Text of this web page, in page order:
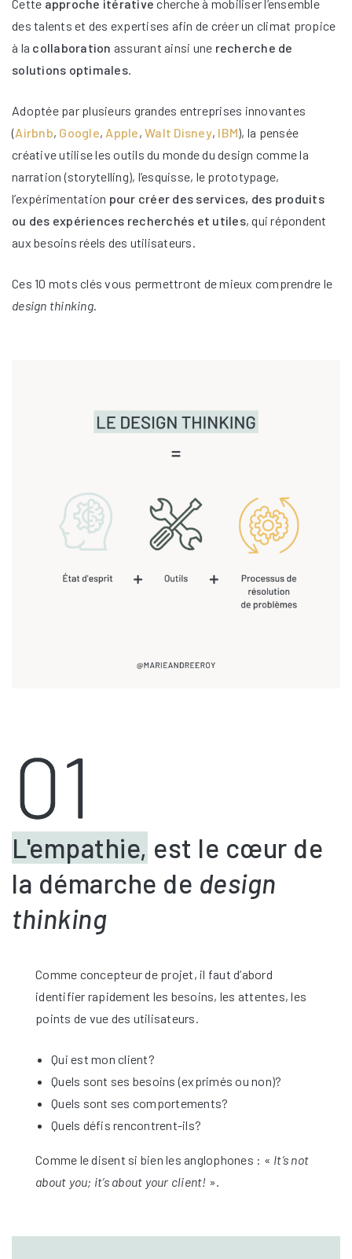
Cette approche itérative cherche à mobiliser l’ensemble
des talents et des expertises afin de créer un climat propice
à la collaboration assurant ainsi une recherche de
solutions optimales.
Adoptée par plusieurs grandes entreprises innovantes
(Airbnb, Google, Apple, Walt Disney, IBM), la pensée
créative utilise les outils du monde du design comme la
narration (storytelling), l’esquisse, le prototypage,
l’expérimentation pour créer des services, des produits
ou des expériences recherchés et utiles, qui répondent
aux besoins réels des utilisateurs.
Ces 10 mots clés vous permettront de mieux comprendre le
design thinking.
L'empathie, est le cœur de
la démarche de design
thinking
Comme concepteur de projet, il faut d’abord
identifier rapidement les besoins, les attentes, les
points de vue des utilisateurs.
Qui est mon client?
Quels sont ses besoins (exprimés ou non)?
Quels sont ses comportements?
Quels défis rencontrent-ils?
Comme le disent si bien les anglophones : « It’s not
about you; it’s about your client! ».